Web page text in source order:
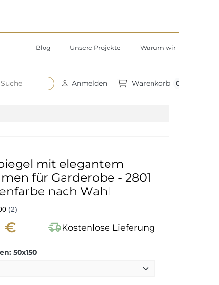
Blog Unsere Projekte Warum wir
Anmelden Warenkorb 0
mit elegantem
für Garderobe - 2801
nach Wahl
€ delivery_truck_speedKostenlose Lieferung
50x150